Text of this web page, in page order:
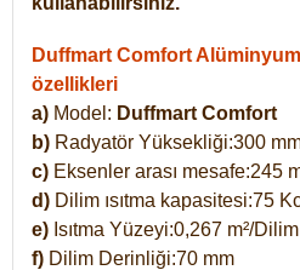
Duffmart Comfort
özellikleri
a) Model: Duffmart Comfort
b) Radyatör Yüksekliği:300
c) Eksenler arası mesafe:245
d) Dilim ısıtma kapasitesi:75
e) Isıtma Yüzeyi:0,267 m²/Dilim
f) Dilim Derinliği:70 mm